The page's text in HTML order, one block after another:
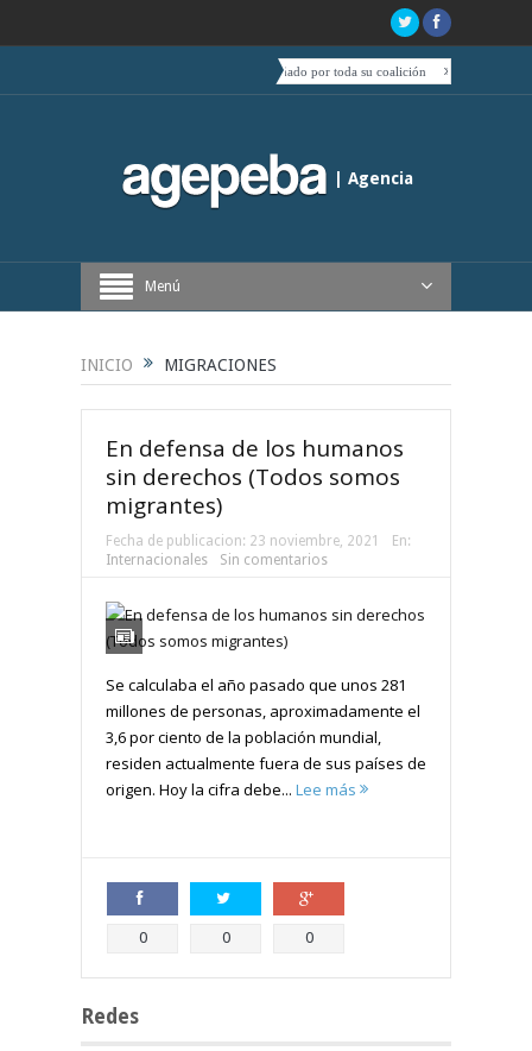
de Boric hacia el centro es acompañado por toda su coalición El Quijote,
| Agencia
Periodística de Buenos Aires
Menú
INICIO MIGRACIONES
En defensa de los humanos
sin derechos (Todos somos
migrantes)
Fecha de publicacion: 23 noviembre, 2021
En:
Internacionales
Sin comentarios
Se calculaba el año pasado que unos 281
millones de personas, aproximadamente el
3,6 por ciento de la población mundial,
residen actualmente fuera de sus países de
origen. Hoy la cifra debe... Lee más
Compartir
0 Compartir
0 Compartir
0
Redes